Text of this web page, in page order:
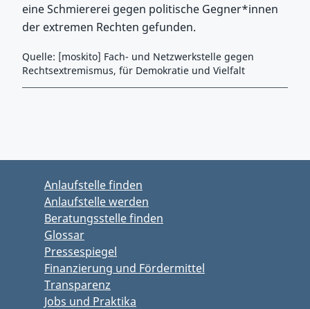
eine Schmiererei gegen politische Gegner*innen
der extremen Rechten gefunden.
Quelle: [moskito] Fach- und Netzwerkstelle gegen
Rechtsextremismus, für Demokratie und Vielfalt
Anlaufstelle finden
Anlaufstelle werden
Beratungsstelle finden
Glossar
Pressespiegel
Finanzierung und Fördermittel
Transparenz
Jobs und Praktika